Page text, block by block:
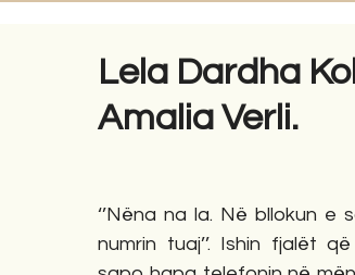
Antologji Poezi Tregime
Lela Dardha
Amalia Verli.
‘’Nëna na la. Në bllokun e
numrin tuaj’’. Ishin fjalët